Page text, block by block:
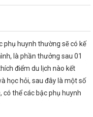
phụ huynh thường sẽ có kế
là phần thưởng sau 01
điểm du lịch nào kết
học hỏi, sau đây là một số
có thể các bậc phụ huynh